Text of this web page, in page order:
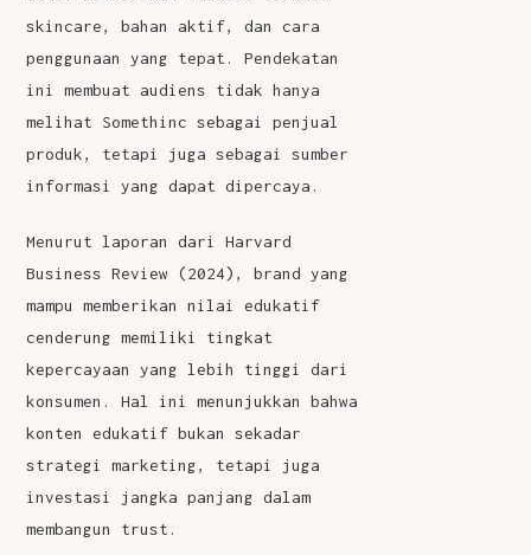
skincare, bahan aktif, dan cara
penggunaan yang tepat.Pendekatan
ini membuat audiens tidak hanya
melihat Somethinc sebagai penjual
produk, tetapi juga sebagai sumber
informasi yang dapat dipercaya.
Menurut laporan dari Harvard
Business Review (2024), brand yang
mampu memberikan nilai edukatif
cenderung memiliki tingkat
kepercayaan yang lebih tinggi dari
konsumen.Hal ini menunjukkan bahwa
konten edukatif bukan sekadar
strategi marketing, tetapi juga
investasi jangka panjang dalam
membangun trust.